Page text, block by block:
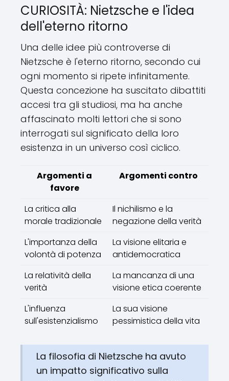
CURIOSITÀ: Nietzsche e l'idea
dell'eterno ritorno
Una delle idee più controverse di
Nietzsche è l'eterno ritorno, secondo cui
ogni momento si ripete infinitamente.
Questa concezione ha suscitato dibattiti
accesi tra gli studiosi, ma ha anche
affascinato molti lettori che si sono
interrogati sul significato della loro
esistenza in un universo così ciclico.
Argomenti a
favore
Argomenti contro
La critica alla
morale tradizionale
Il nichilismo e la
negazione della verità
L'importanza della
volontà di potenza
La visione elitaria e
antidemocratica
La relatività della
verità
La mancanza di una
visione etica coerente
L'influenza
sull'esistenzialismo
La sua visione
pessimistica della vita
La filosofia di Nietzsche ha avuto
un impatto significativo sulla